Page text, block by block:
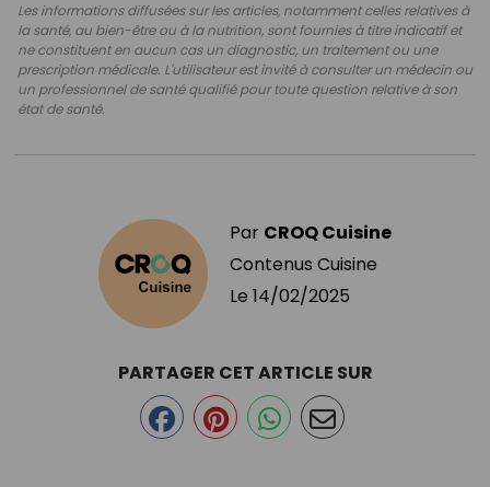
Les informations diffusées sur les articles, notamment celles relatives à
la santé, au bien-être ou à la nutrition, sont fournies à titre indicatif et
ne constituent en aucun cas un diagnostic, un traitement ou une
prescription médicale. L'utilisateur est invité à consulter un médecin ou
un professionnel de santé qualifié pour toute question relative à son
état de santé.
Par CROQ Cuisine
Contenus Cuisine
Le 14/02/2025
PARTAGER CET ARTICLE SUR